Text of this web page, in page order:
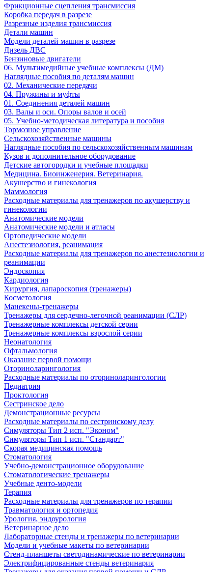
Фрикционные сцепления трансмиссия
Коробка передач в разрезе
Разрезные изделия трансмиссия
Детали машин
Модели деталей машин в разрезе
Дизель ДВС
Бензиновые двигатели
06. Мультимедийные учебные комплексы (ДМ)
Наглядные пособия по деталям машин
02. Механические передачи
04. Пружины и муфты
01. Соединения деталей машин
03. Валы и оси. Опоры валов и осей
05. Учебно-методическая литература и пособия
Тормозное управление
Сельскохозяйственные машины
Наглядные пособия по сельскохозяйственным машинам
Кузов и дополнительное оборудование
Детские автогородки и учебные площадки
Медицина. Биоинженерия. Ветеринария.
Акушерство и гинекология
Маммология
Расходные материалы для тренажеров по акушерству и
гинекологии
Анатомические модели
Анатомические модели и атласы
Ортопедические модели
Анестезиология, реанимация
Расходные материалы для тренажеров по анестезиологии и
реанимации
Эндоскопия
Кардиология
Хирургия, лапароскопия (тренажеры)
Косметология
Манекены-тренажеры
Тренажеры для сердечно-легочной реанимации (СЛР)
Тренажерные комплексы детской серии
Тренажерные комплексы взрослой серии
Неонатология
Офтальмология
Оказание первой помощи
Оториноларингология
Расходные материалы по оториноларингологии
Педиатрия
Проктология
Сестринское дело
Демонстрационные ресурсы
Расходные материалы по сестринскому делу
Симуляторы Тип 2 исп. "Эконом"
Симуляторы Тип 1 исп. "Стандарт"
Скорая медицинская помощь
Стоматология
Учебно-демонстрационное оборудование
Стоматологические тренажеры
Учебные денто-модели
Терапия
Расходные материалы для тренажеров по терапии
Травматология и ортопедия
Урология, эндоурология
Ветеринарное дело
Лабораторные стенды и тренажеры по ветеринарии
Модели и учебные макеты по ветеринарии
Стенд-планшеты светодинамические по ветеринарии
Электрифицированные стенды ветеринария